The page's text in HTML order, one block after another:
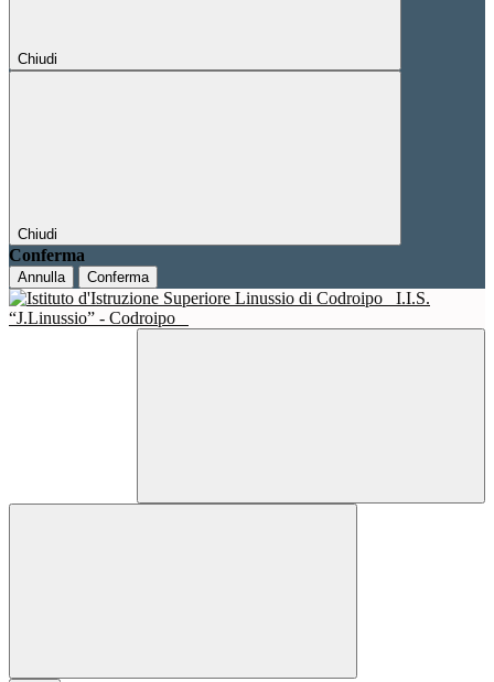
Chiudi
Chiudi
Conferma
Annulla Conferma
I.I.S.
“J.Linussio” - Codroipo